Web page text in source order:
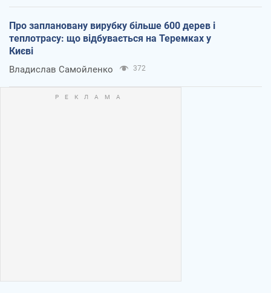
Про заплановану вирубку більше 600 дерев і
теплотрасу: що відбувається на Теремках у
Києві
Владислав Самойленко 372